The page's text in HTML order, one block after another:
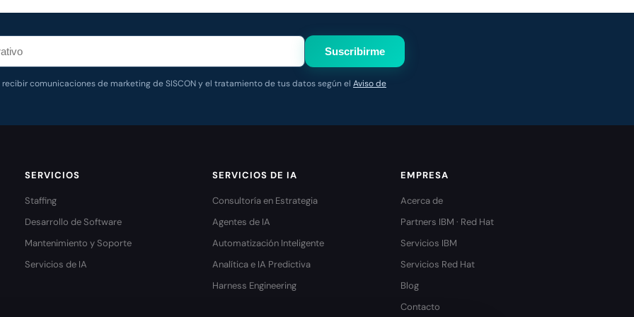
Suscribirme
comunicaciones de marketing de SISCON y el tratamiento de tus datos según el Aviso de
SERVICIOS
Staffing
Desarrollo de Software
Mantenimiento y Soporte
Servicios de IA
SERVICIOS DE IA
Consultoría en Estrategia
Agentes de IA
Automatización Inteligente
Analítica e IA Predictiva
Harness Engineering
EMPRESA
Acerca de
Partners IBM · Red Hat
Servicios IBM
Servicios Red Hat
Blog
Contacto